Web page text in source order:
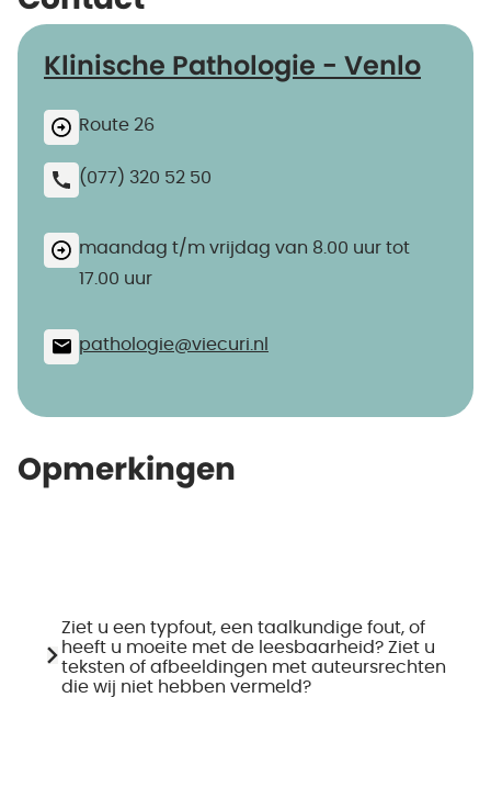
Klinische Pathologie - Venlo
Route 26
(077) 320 52 50
maandag t/m vrijdag van 8.00 uur tot
17.00 uur
pathologie@​viecuri.nl
Opmerkingen
Ziet u een typfout, een taalkundige fout, of
heeft u moeite met de leesbaarheid? Ziet u
teksten of afbeeldingen met auteursrechten
die wij niet hebben vermeld?